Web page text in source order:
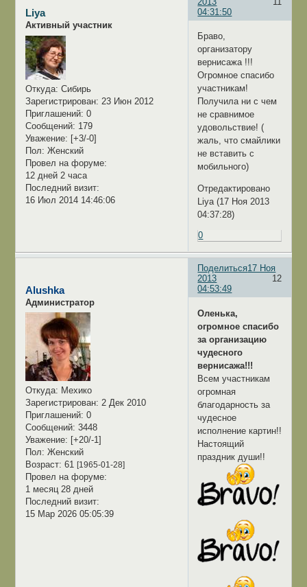
04:31:50
Liya
Активный участник
Откуда: Сибирь
Зарегистрирован: 23 Июн 2012
Приглашений: 0
Сообщений: 179
Уважение: [+3/-0]
Пол: Женский
Провел на форуме:
12 дней 2 часа
Последний визит:
16 Июл 2014 14:46:06
Браво,
организатору
вернисажа !!!
Огромное спасибо
участникам!
Получила ни с чем
не сравнимое
удовольствие! (
жаль, что смайлики
не вставить с
мобильного)
Отредактировано
Liya (17 Ноя 2013
04:37:28)
0
Поделиться
12
17 Ноя
2013
04:53:49
Alushka
Администратор
Откуда: Мехико
Зарегистрирован: 2 Дек 2010
Приглашений: 0
Сообщений: 3448
Уважение: [+20/-1]
Пол: Женский
Возраст: 61 [1965-01-28]
Провел на форуме:
1 месяц 28 дней
Последний визит:
15 Мар 2026 05:05:39
Оленька,
огромное спасибо
за организацию
чудесного
вернисажа!!!
Всем участникам
огромная
благодарность за
чудесное
исполнение картин!!
Настоящий
праздник души!!